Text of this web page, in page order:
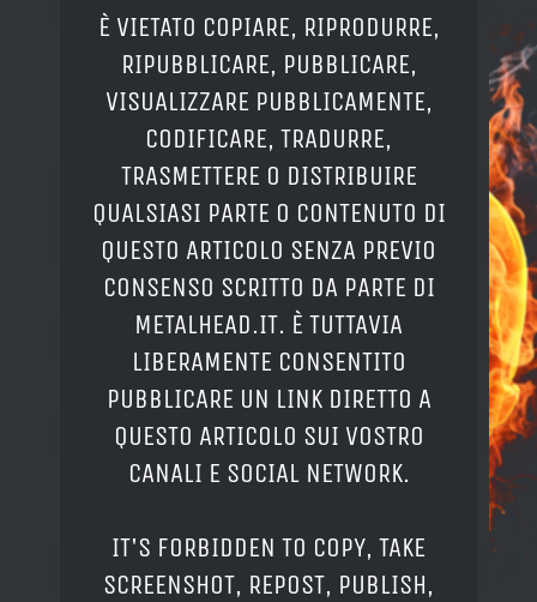
È VIETATO COPIARE, RIPRODURRE,
RIPUBBLICARE, PUBBLICARE,
VISUALIZZARE PUBBLICAMENTE,
CODIFICARE, TRADURRE,
TRASMETTERE O DISTRIBUIRE
QUALSIASI PARTE O CONTENUTO DI
QUESTO ARTICOLO SENZA PREVIO
CONSENSO SCRITTO DA PARTE DI
METALHEAD.IT. È TUTTAVIA
LIBERAMENTE CONSENTITO
PUBBLICARE UN LINK DIRETTO A
QUESTO ARTICOLO SUI VOSTRO
CANALI E SOCIAL NETWORK.
IT'S FORBIDDEN TO COPY, TAKE
SCREENSHOT, REPOST, PUBLISH,